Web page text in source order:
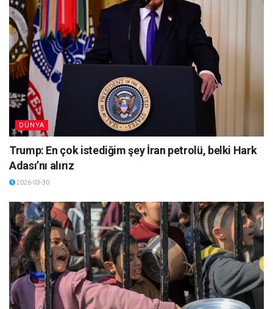
DÜNYA
Trump: En çok istediğim şey İran petrolü, belki Hark
Adası’nı alırız
2026-03-30